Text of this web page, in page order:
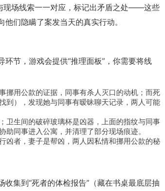
现场线索一一对应，标记出矛盾之处——这些
们隐瞒了案发当天的真实行动。
节，游戏会提供“推理面板”，你需要将线
挪用公款的证据，同事有杀人灭口的动机；而死
到），发现她与同事有暧昧聊天记录，两人可能
卫生间的破碎玻璃杯是凶器，上面的指纹与同事
同事进入公寓，并清理了部分现场痕迹。
凶者，妻子是帮凶，两人因私情和挪用公款的秘
集到“死者的体检报告”（藏在书桌最底层抽